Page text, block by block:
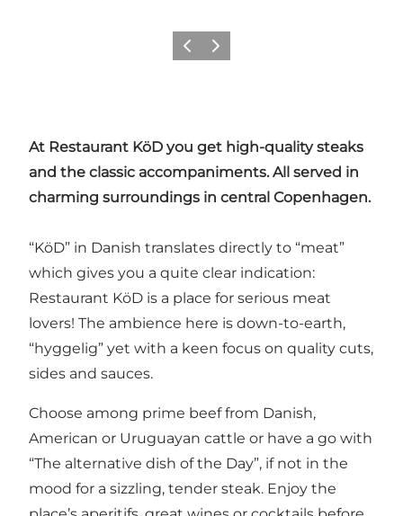
Föregående
Nästa
At Restaurant KöD you get high-quality steaks
and the classic accompaniments. All served in
charming surroundings in central Copenhagen.
“KöD” in Danish translates directly to “meat”
which gives you a quite clear indication:
Restaurant KöD is a place for serious meat
lovers! The ambience here is down-to-earth,
“hyggelig” yet with a keen focus on quality cuts,
sides and sauces.
Choose among prime beef from Danish,
American or Uruguayan cattle or have a go with
“The alternative dish of the Day”, if not in the
mood for a sizzling, tender steak. Enjoy the